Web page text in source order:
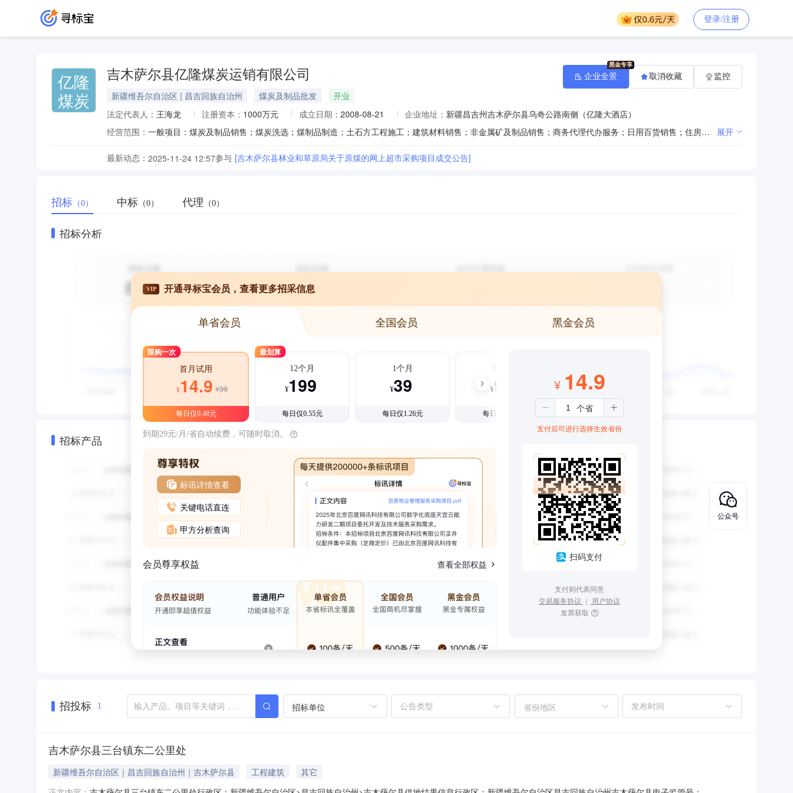
登录/注册
亿隆
煤炭
吉木萨尔县亿隆煤炭运销有限公司
新疆维吾尔自治区 | 昌吉回族自治州 煤炭及制品批发
开业
法定代表人： 王海龙 注册资本： 1000万元 成立日期： 2008-08-21 企业地址： 新疆昌吉州吉木萨尔县乌奇公路南侧（亿隆大酒店）
经营范围：
一般项目：煤炭及制品销售；煤炭洗选；煤制品制造；土石方工程施工；建筑材料销售；非金属矿及制品销售；商务代理代办服务；日用百货销售；住房租赁；非居住房地产租赁；单位后勤管理服务；食品销售（仅销售预包装食品）；食用农产品零售；食用农产品批发；农副产品销售。（除依法须经批准的项目外，凭营业执照依法自主开展经营活动）许可项目：餐饮服务；住宿服务；烟草制品零售。（依法须经批准的项目，经相关部门批准后方可开展经营活动，具体经营项目以相关部门批准文件或许可证件为准） 展开
最新动态： 2025-11-24 12:57参与 [吉木萨尔县林业和草原局关于原煤的网上超市采购项目成交公告]
企业全景 取消收藏 监控
招标 （0） 中标 （0） 代理 （0）
招标分析
招标产品
VIP 开通寻标宝会员，查看更多招采信息
单省会员 全国会员 黑金会员
限购一次
首月试用
¥14.9 ¥39
每日仅0.48元
最划算
12个月
¥199
每日仅0.55元
1个月
¥39
每日仅1.26元
3个月
¥99
每日仅1.08元
到期29元/月/省自动续费，可随时取消。
标讯详情查看
关键电话直连
甲方分析查询
会员尊享权益 查看全部权益
¥ 14.9
支付后可进行选择生效省份
扫码支付
支付则代表同意
交易服务协议 ｜ 用户协议
发票获取
招投标 1 招标单位 省份地区
吉木萨尔县三台镇东二公里处
新疆维吾尔自治区｜昌吉回族自治州｜吉木萨尔县 工程建筑
其它
公众号